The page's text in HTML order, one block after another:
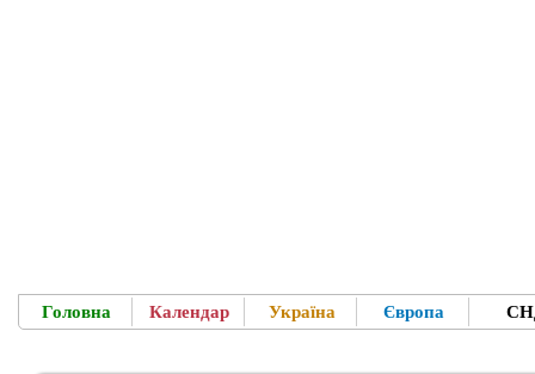
Головна Календар Україна Європа